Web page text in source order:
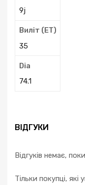
9j
Виліт (ЕТ)
35
Dia
74.1
ВІДГУКИ
Відгуків немає,
Тільки покупці,